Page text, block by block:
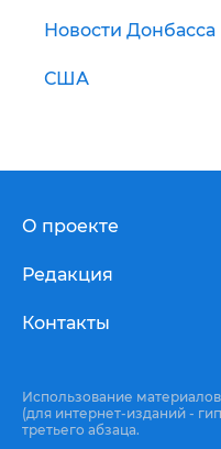
Новости Донбасса
США
О проекте
Редакция
Контакты
Использование
(для интернет-изданий -
третьего абзаца.